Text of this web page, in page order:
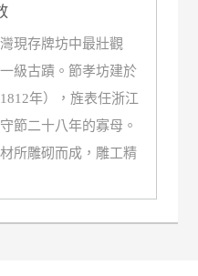
現存牌坊中最壯觀
級古蹟。節孝坊建於
年），旌表任浙江
節二十八年的寡母。
所雕砌而成，雕工精